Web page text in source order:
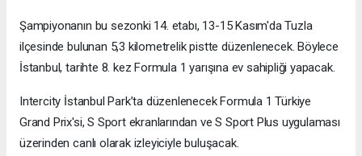
Şampiyonanın bu sezonki 14. etabı, 13-15 Kasım'da Tuzla
ilçesinde bulunan 5,3 kilometrelik pistte düzenlenecek. Böylece
İstanbul, tarihte 8. kez Formula 1 yarışına ev sahipliği yapacak.
Intercity İstanbul Park’ta düzenlenecek Formula 1 Türkiye
Grand Prix'si, S Sport ekranlarından ve S Sport Plus uygulaması
üzerinden canlı olarak izleyiciyle buluşacak.